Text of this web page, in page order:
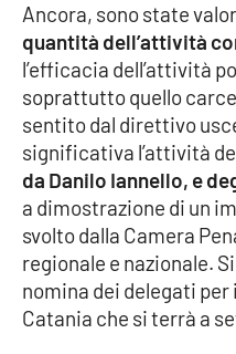
Parchi Marini Calabria
Leggendo Alvaro
Imprese Di Calabria
Le perfidie di
Venti di comunicazione
Ancora, sono state
quantità dell’attività
l’efficacia dell’attività
soprattutto quello
sentito dal direttivo
significativa l’attività
da Danilo Iannello, e
a dimostrazione di un
svolto dalla Camera
regionale e nazionale.
nomina dei delegati
Catania che si terrà a